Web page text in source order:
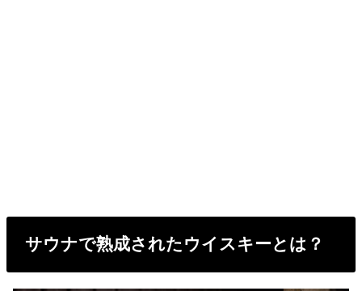
サウナで熟成されたウイスキーとは？